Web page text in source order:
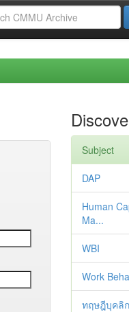
Subject
DAP
Human
Ma...
WBI
Work
ทฤษฎีบุคลิ